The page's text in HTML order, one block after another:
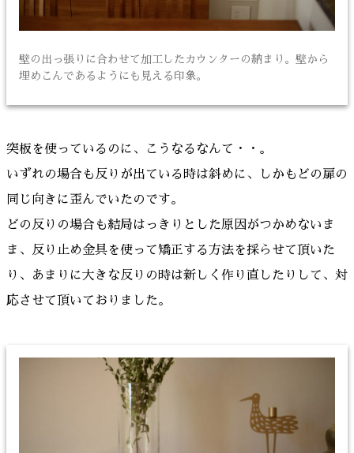
壁の出っ張りに合わせて加工したカウンターの納まり。壁から
埋めこんであるようにも見える印象。
突板を使っているのに、こうなるなんて・・。
いずれの場合も反りが出ている時は斜めに、しかもどの扉の
同じ向きに歪んでいたのです。
どの反りの場合も結局はっきりとした原因がつかめないま
ま、反り止め金具を使って矯正する方法を採らせて頂いた
り、あまりに大きな反りの時は新しく作り直したりして、対
応させて頂いておりました。